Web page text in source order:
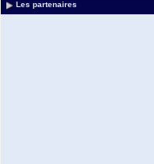
Les partenaires